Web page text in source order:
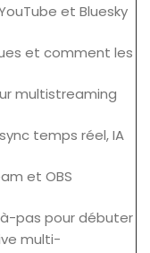
et Bluesky
et comment les
multistreaming
temps réel, IA
et OBS
pas pour débuter
multi-